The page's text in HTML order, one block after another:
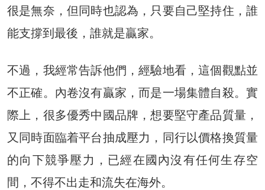
很是無奈，但同時也認為，只要自己堅持住，誰
能支撐到最後，誰就是贏家。
不過，我經常告訴他們，經驗地看，這個觀點並
不正確。內卷沒有贏家，而是一場集體自殺。實
際上，很多優秀中國品牌，想要堅守產品質量，
又同時面臨着平台抽成壓力，同行以價格換質量
的向下競爭壓力，已經在國內沒有任何生存空
間，不得不出走和流失在海外。